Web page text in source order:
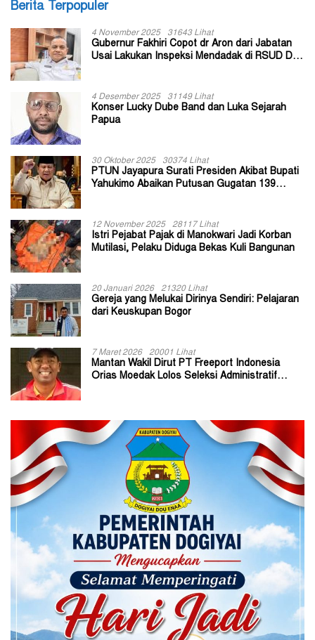
Berita Terpopuler
4 November 2025 31643 Lihat
Gubernur Fakhiri Copot dr Aron dari Jabatan
Usai Lakukan Inspeksi Mendadak di RSUD Dok
4 Desember 2025 31149 Lihat
Konser Lucky Dube Band dan Luka Sejarah
Papua
30 Oktober 2025 30374 Lihat
PTUN Jayapura Surati Presiden Akibat Bupati
Yahukimo Abaikan Putusan Gugatan 139
12 November 2025 28117 Lihat
Istri Pejabat Pajak di Manokwari Jadi Korban
Mutilasi, Pelaku Diduga Bekas Kuli Bangunan
20 Januari 2026 21320 Lihat
Gereja yang Melukai Dirinya Sendiri: Pelajaran
dari Keuskupan Bogor
7 Maret 2026 20001 Lihat
Mantan Wakil Dirut PT Freeport Indonesia
Orias Moedak Lolos Seleksi Administratif